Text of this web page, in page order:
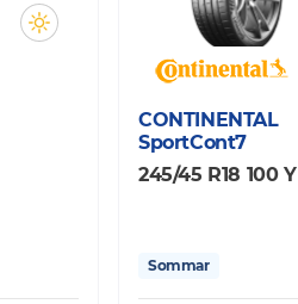
CONTINENTAL
SportCont7
245/45 R18 100 Y
Sommar